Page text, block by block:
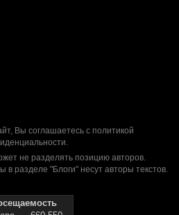
Вы соглашаетесь с политикой
.
не разделять позицию авторов.
в разделе "Блоги" несут авторы текстов.